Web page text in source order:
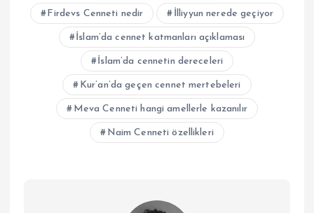
Firdevs Cenneti nedir İlliyyun nerede geçiyor
İslam’da cennet katmanları açıklaması
İslam’da cennetin dereceleri
Kur’an’da geçen cennet mertebeleri
Meva Cenneti hangi amellerle kazanılır
Naim Cenneti özellikleri